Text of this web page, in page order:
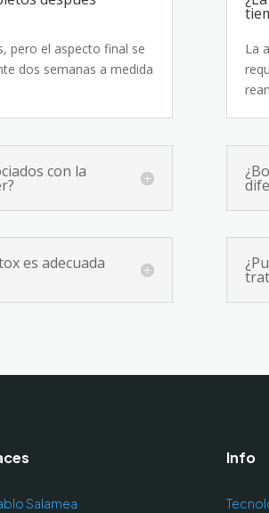
pero el aspecto final se
dos semanas a medida
con la
es adecuada
La
Salamea
Info